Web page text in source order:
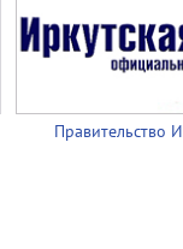
Правительство